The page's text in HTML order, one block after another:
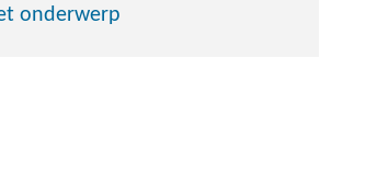
onderwerp